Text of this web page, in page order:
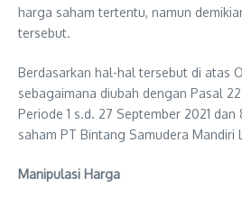
harga saham tertentu, namun
tersebut.
Berdasarkan hal-hal tersebut di atas
sebagaimana diubah dengan Pasal
Periode 1 s.d. 27 September 2021
saham PT Bintang Samudera Mandiri
Manipulasi Harga